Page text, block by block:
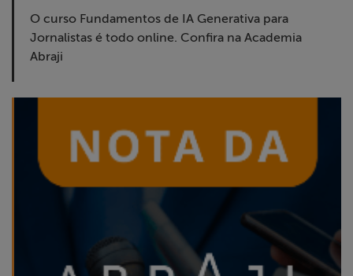
Associe-se
Doe para
ABRAJI
exclusivo para
associados
Fale Conosco
O curso Fundamentos de IA Generativa para
Jornalistas é todo online. Confira na Academia
Abraji